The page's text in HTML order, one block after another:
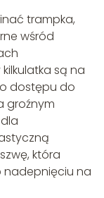
trampka,
wśród
są na
dostępu do
groźnym
która
nadepnięciu na